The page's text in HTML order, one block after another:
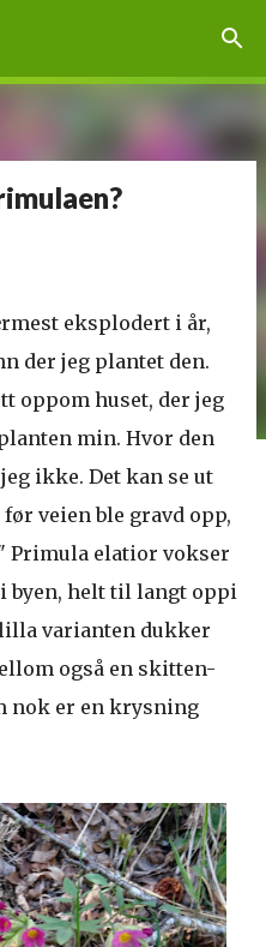
eksplodert i år,
der jeg plantet den.
oppom huset, der jeg
min. Hvor den
ikke. Det kan se ut
veien ble gravd opp,
Primula elatior vokser
byen, helt til langt oppi
lilla varianten dukker
også en skitten-
nok er en krysning